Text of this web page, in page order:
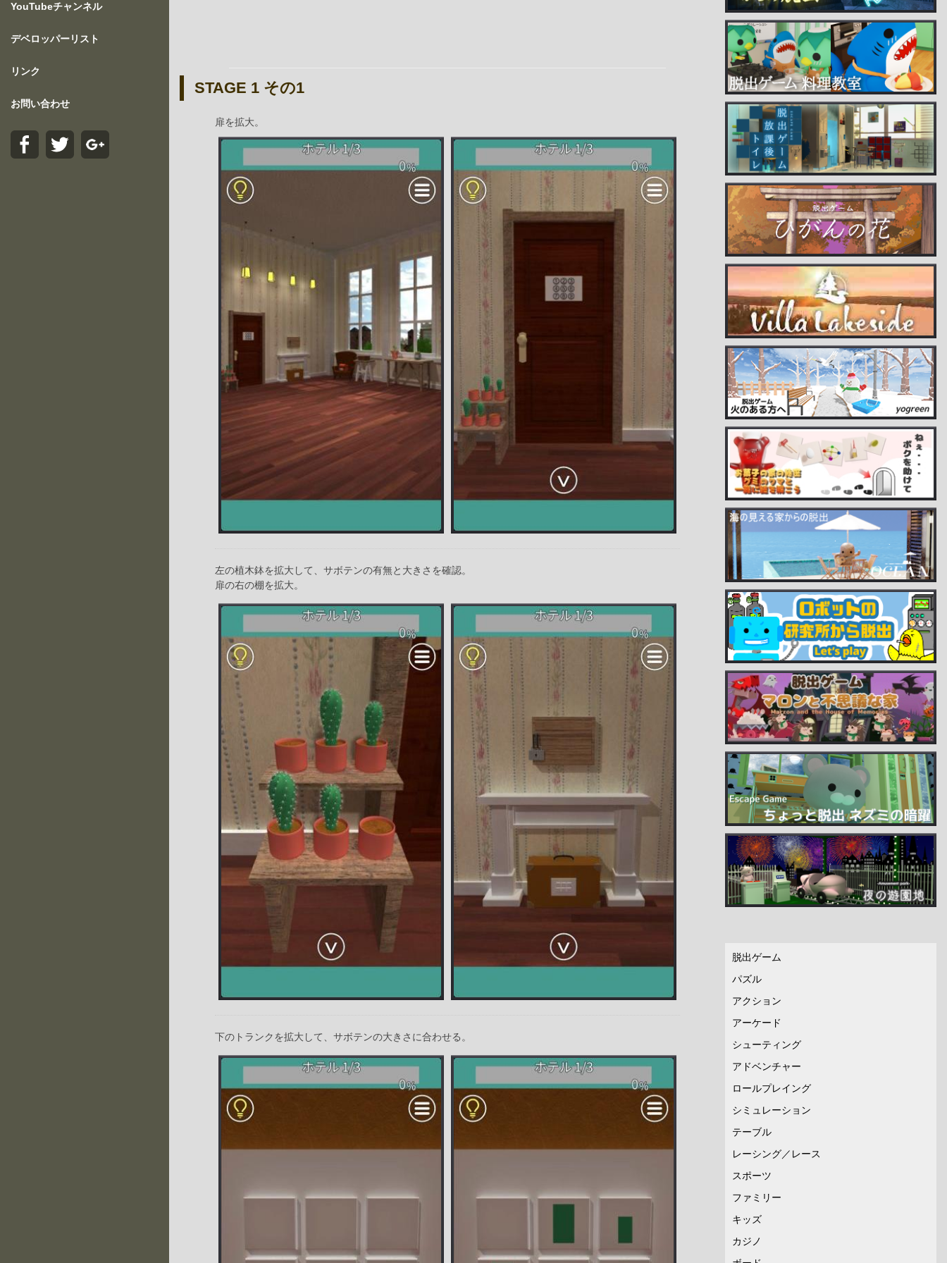
YouTubeチャンネル
デベロッパーリスト
リンク
お問い合わせ
STAGE 1 その1
扉を拡大。
左の植木鉢を拡大して、サボテンの有無と大きさを確認。
扉の右の棚を拡大。
下のトランクを拡大して、サボテンの大きさに合わせる。
脱出ゲーム
パズル
アクション
アーケード
シューティング
アドベンチャー
ロールプレイング
シミュレーション
テーブル
レーシング／レース
スポーツ
ファミリー
キッズ
カジノ